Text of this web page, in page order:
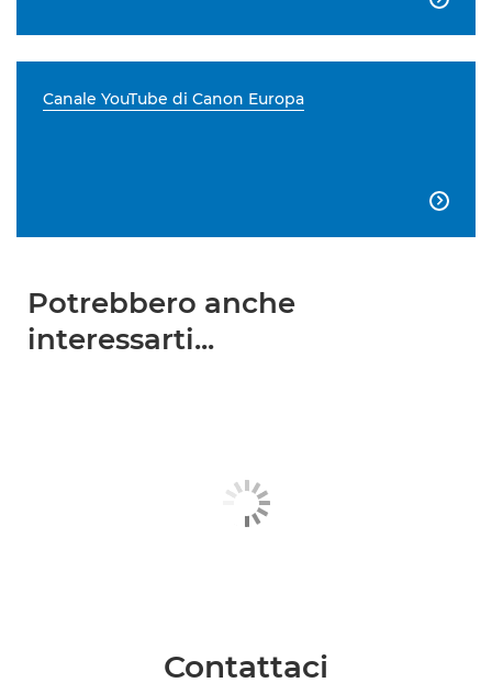
Canale YouTube di Canon Europa

Potrebbero anche
interessarti...
Contattaci